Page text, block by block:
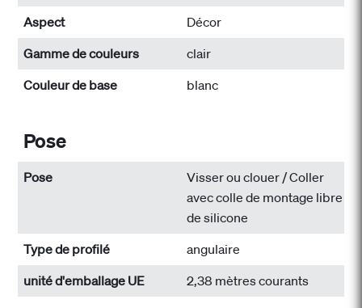
Aspect
Décor
Gamme de couleurs
clair
Couleur de base
blanc
Pose
Pose
Visser ou clouer / Coller
avec colle de montage libre
de silicone
Type de profilé
angulaire
unité d'emballage UE
2,38 mètres courants